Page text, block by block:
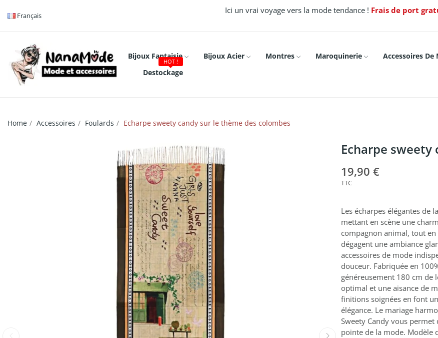
Français
Ici un vrai voyage vers la mode tendance ! Frais de port
Bijoux Fantaisie Bijoux Acier Montres Maroquinerie Accessoires De
Destockage
HOT !
Home Accessoires Foulards Echarpe sweety candy sur le thème des colombes
Echarpe
19,90 €
TTC
Les écharpes élégantes de
mettant en scène une
compagnon animal, tout en
dégagent une ambiance
accessoires de mode
douceur. Fabriquée en
généreusement 180 cm de
optimal et une aisance de
finitions soignées en font
élégance. Le mariage
Sweety Candy vous
pointe de la mode. Modèle